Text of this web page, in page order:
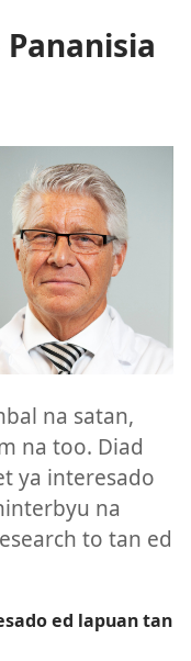
na satan,
na too. Diad
ya interesado
na
to tan ed
ed lapuan tan